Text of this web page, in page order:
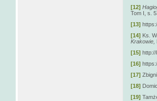
[12]
Tom I, s.
[13]
[14] Ks.
Krakowie,
[15]
[16]
[17]
[18]
[19]